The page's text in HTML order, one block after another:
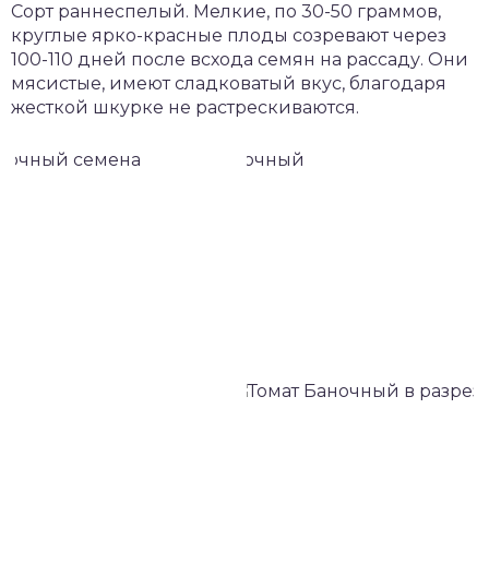
Сорт раннеспелый. Мелкие, по 30-50 граммов,
круглые ярко-красные плоды созревают через
100-110 дней после всхода семян на рассаду. Они
мясистые, имеют сладковатый вкус, благодаря
жесткой шкурке не растрескиваются.